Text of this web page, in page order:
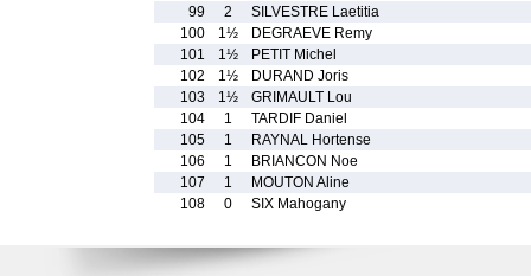
99
2
SILVESTRE Laetitia
100
1½
DEGRAEVE Remy
101
1½
PETIT Michel
102
1½
DURAND Joris
103
1½
GRIMAULT Lou
104
1
TARDIF Daniel
105
1
RAYNAL Hortense
106
1
BRIANCON Noe
107
1
MOUTON Aline
108
0 SIX Mahogany